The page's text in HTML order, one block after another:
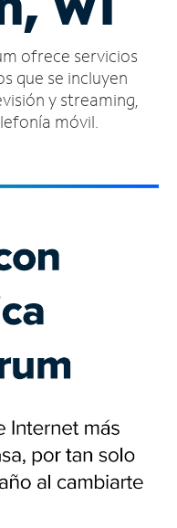
ofrece servicios
que se incluyen
y streaming,
móvil.